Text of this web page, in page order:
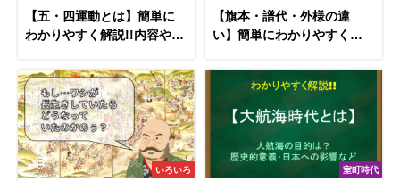
【五・四運動とは】簡単に
わかりやすく解説!!内容や背
【旗本・譜代・外様の違
い】簡単にわかりやすく解
ついて
いろいろ 室町時代